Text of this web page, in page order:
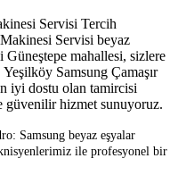
Servisi Tercih
Servisi beyaz
Güneştepe mahallesi, sizlere
Samsung Çamaşır
iyi dostu olan tamircisi
güvenilir hizmet sunuyoruz.
Samsung beyaz eşyalar
ile profesyonel bir